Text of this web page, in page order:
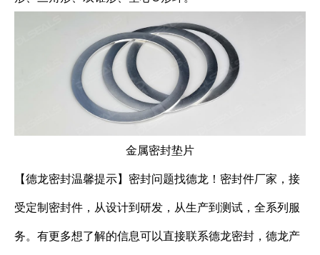
金属密封垫片
【德龙密封温馨提示】密封问题找德龙！密封件厂家，接
受定制密封件，从设计到研发，从生产到测试，全系列服
务。有更多想了解的信息可以直接联系德龙密封，德龙产